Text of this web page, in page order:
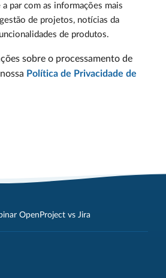
par com as informações mais
de projetos, notícias da
de produtos.
sobre o processamento de
Política de Privacidade de
OpenProject vs Jira